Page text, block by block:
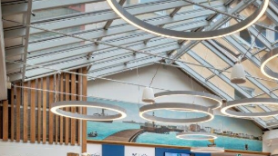
z. B. für personalisierte Anzeigen
Weitere Informationen
finden Sie in unsererDatenschutzerklärung
über alle verwendeten Cookies. Sie
geben oder sich weitere
und so nur bestimmte Cookies